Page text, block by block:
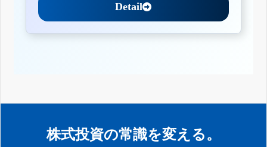
Detail
株式投資の常識を変える。